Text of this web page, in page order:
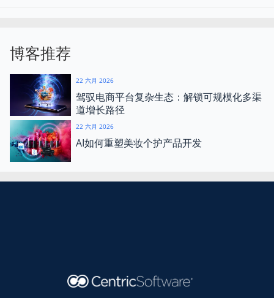
博客推荐
22 六月 2026
驾驭电商平台复杂生态：解锁可规模化多渠
道增长路径
22 六月 2026
AI如何重塑美妆个护产品开发